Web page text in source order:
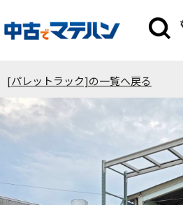
[パレットラック]の一覧へ戻る